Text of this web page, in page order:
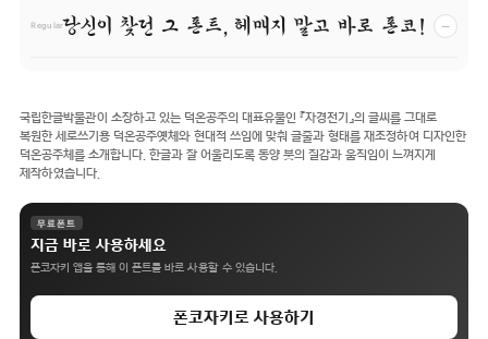
Regular당신이 찾던 그 폰트, 헤매지 말고 바로 폰코! −
국립한글박물관이 소장하고 있는 덕온공주의 대표유물인 『자경전기』의 글씨를 그대로
복원한 세로쓰기용 덕온공주옛체와 현대적 쓰임에 맞춰 글줄과 형태를 재조정하여 디자인한
덕온공주체를 소개합니다. 한글과 잘 어울리도록 동양 붓의 질감과 움직임이 느껴지게
제작하였습니다.
무료폰트
지금 바로 사용하세요
폰코자키 앱을 통해 이 폰트를 바로 사용할 수 있습니다.
폰코자키로 사용하기